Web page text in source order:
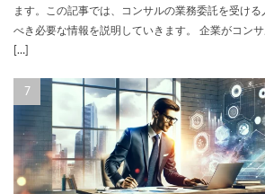
ます。この記事では、コンサルの業務委託を受ける
べき必要な情報を説明していきます。 企業がコン
[…]